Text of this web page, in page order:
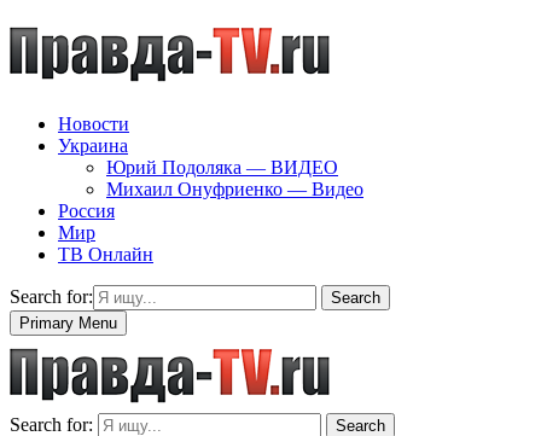
Новости
Украина
Юрий Подоляка — ВИДЕО
Михаил Онуфриенко — Видео
Россия
Мир
ТВ Онлайн
Search for:
Search
Primary Menu
Search for: Search